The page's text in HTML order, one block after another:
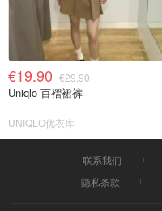
€19.90 €29.90
Uniqlo 百褶裙裤
UNIQLO优衣库
联系我们
隐私条款